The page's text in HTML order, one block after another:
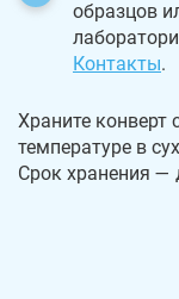
образцов
Контакты.
Храните конверт
температуре в
Срок хранения —